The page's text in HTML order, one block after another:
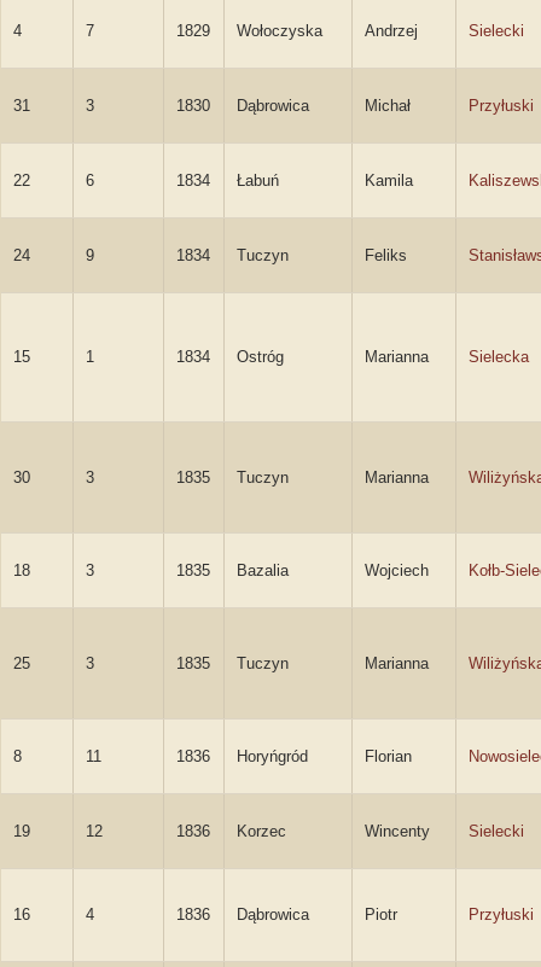
4 7 1829 Wołoczyska Andrzej Sielecki
31 3 1830 Dąbrowica Michał Przyłuski
22 6 1834 Łabuń Kamila
24 9 1834 Tuczyn Feliks
15 1 1834 Ostróg Marianna Sielecka
30 3 1835 Tuczyn Marianna
18 3 1835 Bazalia Wojciech Kołb-
25 3 1835 Tuczyn Marianna
8 11 1836 Horyńgród Florian
19 12 1836 Korzec Wincenty Sielecki
16 4 1836 Dąbrowica Piotr Przyłuski